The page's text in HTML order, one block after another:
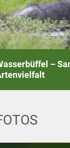
–